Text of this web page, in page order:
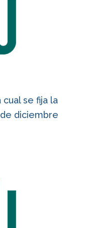
cual se fija la
diciembre